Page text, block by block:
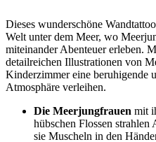
Dieses wunderschöne
Welt unter dem Meer, wo
miteinander Abenteuer erleben.
detailreichen Illustrationen von
Kinderzimmer eine beruhigende
Atmosphäre verleihen.
Die Meerjungfrauen mit
hübschen Flossen
sie Muscheln in den